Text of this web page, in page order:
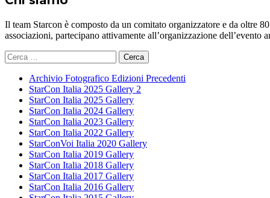
Il team Starcon è composto da un comitato organizzatore e da oltre
associazioni, partecipano attivamente all’organizzazione
Ricerca
per:
Archivio Fotografico Edizioni Precedenti
StarCon Italia 2025 Gallery 2
StarCon Italia 2025 Gallery
StarCon Italia 2024 Gallery
StarCon Italia 2023 Gallery
StarCon Italia 2022 Gallery
StarConVoi Italia 2020 Gallery
StarCon Italia 2019 Gallery
StarCon Italia 2018 Gallery
StarCon Italia 2017 Gallery
StarCon Italia 2016 Gallery